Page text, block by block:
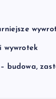
wywrotek
budowa,